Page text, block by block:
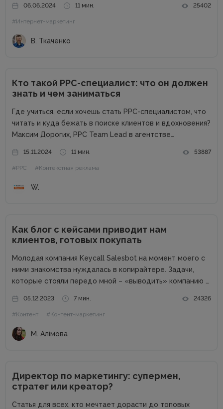
Directors Day рассказал Виталий Ткаченко. Виталий –
соучредитель Tkachenko & Myroniuk Marketing Agency,
имеет огромный опыт...
06.06.2024 11 мин. 25402
#Интернет-маркетинг
В. Ткаченко
Кто такой PPC-специалист: что он должен
знать и чем заниматься
Где учиться, если хочешь стать РРС-специалистом, что
читать и куда бежать в поиске клиентов и вдохновения?
Максим Дорогих, РРС Team Lead в агентстве
рассказал о профессии специалиста по контекстной
рекламе и дал ответы...
15.11.2024 11 мин. 53887
#PPC #Контекстная реклама
W.
Как блог с кейсами приводит нам
клиентов, готовых покупать
Молодая компания Keycall Salesbot на момент моего с
ними знакомства нуждалась в копирайтере. Задачи,
которые стояли передо мной – «выводить» компанию в
несколько размытая, но все же ясная – мне
предлагалась позиция...
05.12.2023 7 мин. 24326
#Контент #Контент-маркетинг
М. Алімова
Директор по маркетингу: супермен,
стратег или креатор?
Статья для всех, кто мечтает дорасти до топовых